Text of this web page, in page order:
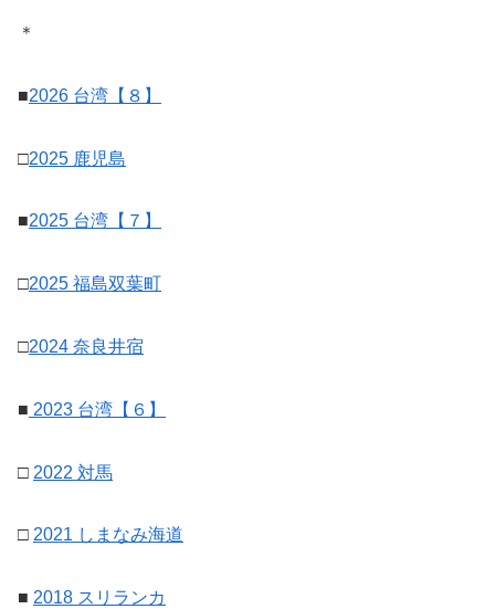
＊
■2026 台湾【８】
□2025 鹿児島
■2025 台湾【７】
□2025 福島双葉町
□2024 奈良井宿
■ 2023 台湾【６】
□ 2022 対馬
□ 2021 しまなみ海道
■ 2018 スリランカ